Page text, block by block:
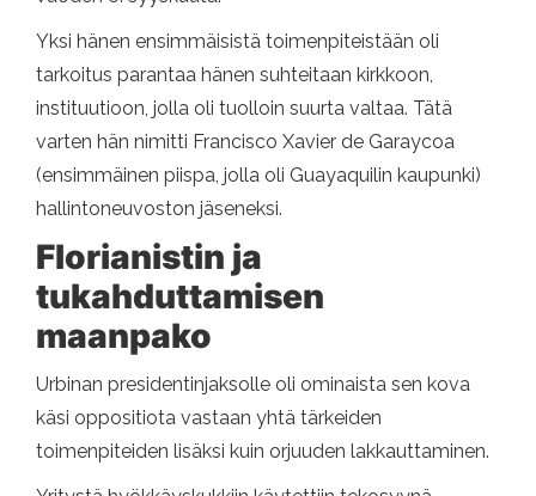
Yksi hänen ensimmäisistä toimenpiteistään oli
tarkoitus parantaa hänen suhteitaan kirkkoon,
instituutioon, jolla oli tuolloin suurta valtaa. Tätä
varten hän nimitti Francisco Xavier de Garaycoa
(ensimmäinen piispa, jolla oli Guayaquilin kaupunki)
hallintoneuvoston jäseneksi.
Florianistin ja
tukahduttamisen
maanpako
Urbinan presidentinjaksolle oli ominaista sen kova
käsi oppositiota vastaan ​​yhtä tärkeiden
toimenpiteiden lisäksi kuin orjuuden lakkauttaminen.